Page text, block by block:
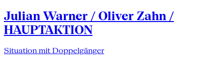
Julian Warner / Oliver Zahn /
HAUPTAKTION
Situation mit Doppelgänger